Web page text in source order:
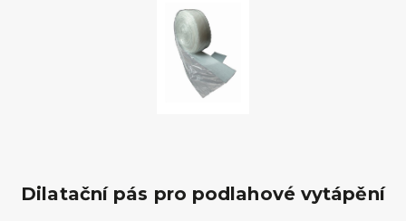
Dilatační pás pro podlahové vytápění